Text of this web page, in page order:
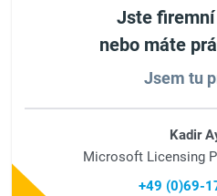
Jste
nebo máte
Jsem tu
Kadir
Microsoft Licensing
+49 (0)69-